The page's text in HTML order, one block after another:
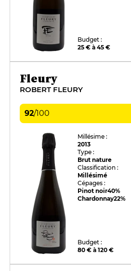
Budget :
25 € à 45 €
Fleury
ROBERT FLEURY
92/100
Millésime :
2013
Type :
Brut nature
Classification :
Millésimé
Cépages :
Pinot noir40%
Chardonnay22%
Budget :
80 € à 120 €